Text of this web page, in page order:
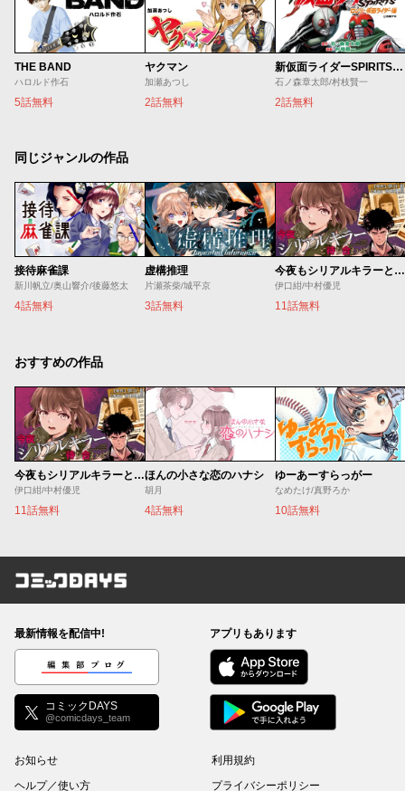
THE BAND
ハロルド作石
5話無料
ヤクマン
加瀬あつし
2話無料
新仮面ライダーSPIRITS ロンリー仮面ライダー編
石ノ森章太郎/村枝賢一
2話無料
同じジャンルの作品
接待麻雀課
新川帆立/奥山響介/後藤悠太
4話無料
虚構推理
片瀬茶柴/城平京
3話無料
今夜もシリアルキラーと待ち合わせ
伊口紺/中村優児
11話無料
おすすめの作品
今夜もシリアルキラーと待ち合わせ
伊口紺/中村優児
11話無料
ほんの小さな恋のハナシ
胡月
4話無料
ゆーあーすらっがー
なめたけ/真野ろか
10話無料
コミックDAYS
最新情報を配信中!
編集部ブログ
コミックDAYS
@comicdays_team
アプリもあります
お知らせ
ヘルプ／使い方
利用規約
プライバシーポリシー